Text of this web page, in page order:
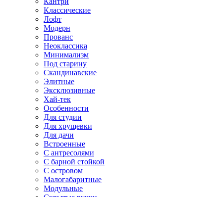
Классические
Лофт
Модерн
Прованс
Неоклассика
Минимализм
Под старину
Скандинавские
Элитные
Эксклюзивные
Хай-тек
Особенности
Для студии
Для хрущевки
Для дачи
Встроенные
С антресолями
С барной стойкой
С островом
Малогабаритные
Модульные